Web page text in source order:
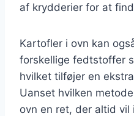
af krydderier for at
Kartofler i ovn kan
forskellige fedtstoffer
hvilket tilføjer en
Uanset hvilken
ovn en ret, der altid